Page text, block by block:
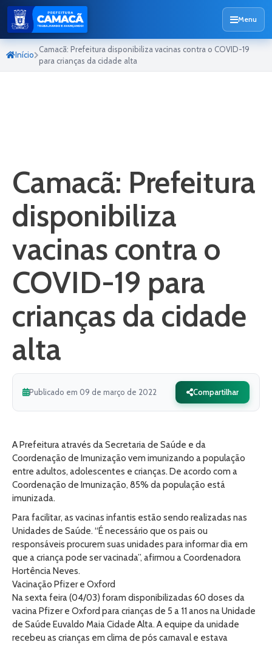
Menu
Início
Camacã: Prefeitura disponibiliza vacinas contra o COVID-19
para crianças da cidade alta
Camacã: Prefeitura
disponibiliza
vacinas contra o
COVID-19 para
crianças da cidade
alta
Publicado em 09 de março de 2022 Compartilhar
A Prefeitura através da Secretaria de Saúde e da
Coordenação de Imunização vem imunizando a população
entre adultos, adolescentes e crianças. De acordo com a
Coordenação de Imunização, 85% da população está
imunizada.
Para facilitar, as vacinas infantis estão sendo realizadas nas
Unidades de Saúde. “É necessário que os pais ou
responsáveis procurem suas unidades para informar dia em
que a criança pode ser vacinada”, afirmou a Coordenadora
Hortência Neves.
Vacinação Pfizer e Oxford
Na sexta feira (04/03) foram disponibilizadas 60 doses da
vacina Pfizer e Oxford para crianças de 5 a 11 anos na Unidade
de Saúde Euvaldo Maia Cidade Alta. A equipe da unidade
recebeu as crianças em clima de pós carnaval e estava